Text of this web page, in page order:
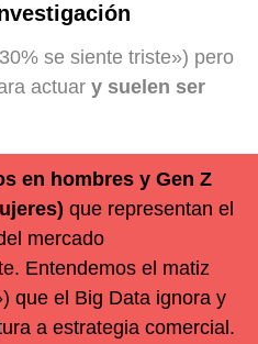
se siente triste») pero
actuar y suelen ser
en hombres y Gen Z
que representan el
mercado
Entendemos el matiz
que el Big Data ignora y
a estrategia comercial.